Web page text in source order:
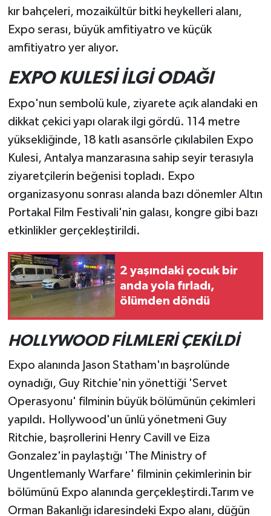
kır bahçeleri, mozaikültür bitki heykelleri alanı,
Expo serası, büyük amfitiyatro ve küçük
amfitiyatro yer alıyor.
EXPO KULESİ İLGİ ODAĞI
Expo'nun sembolü kule, ziyarete açık alandaki en
dikkat çekici yapı olarak ilgi gördü. 114 metre
yüksekliğinde, 18 katlı asansörle çıkılabilen Expo
Kulesi, Antalya manzarasına sahip seyir terasıyla
ziyaretçilerin beğenisi topladı. Expo
organizasyonu sonrası alanda bazı dönemler Altın
Portakal Film Festivali'nin galası, kongre gibi bazı
etkinlikler gerçekleştirildi.
2 yaşındaki çocuk bir
anda yola fırladı,
ölümden döndü
HOLLYWOOD FİLMLERİ ÇEKİLDİ
Expo alanında Jason Statham'ın başrolünde
oynadığı, Guy Ritchie'nin yönettiği 'Servet
Operasyonu' filminin büyük bölümünün çekimleri
yapıldı. Hollywood'un ünlü yönetmeni Guy
Ritchie, başrollerini Henry Cavill ve Eiza
Gonzalez'in paylaştığı 'The Ministry of
Ungentlemanly Warfare' filminin çekimlerinin bir
bölümünü Expo alanında gerçekleştirdi.Tarım ve
Orman Bakanlığı idaresindeki Expo alanı, düğün